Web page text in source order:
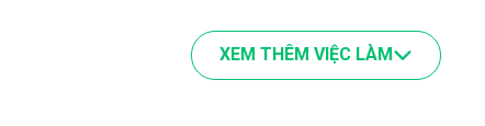
XEM THÊM VIỆC LÀM